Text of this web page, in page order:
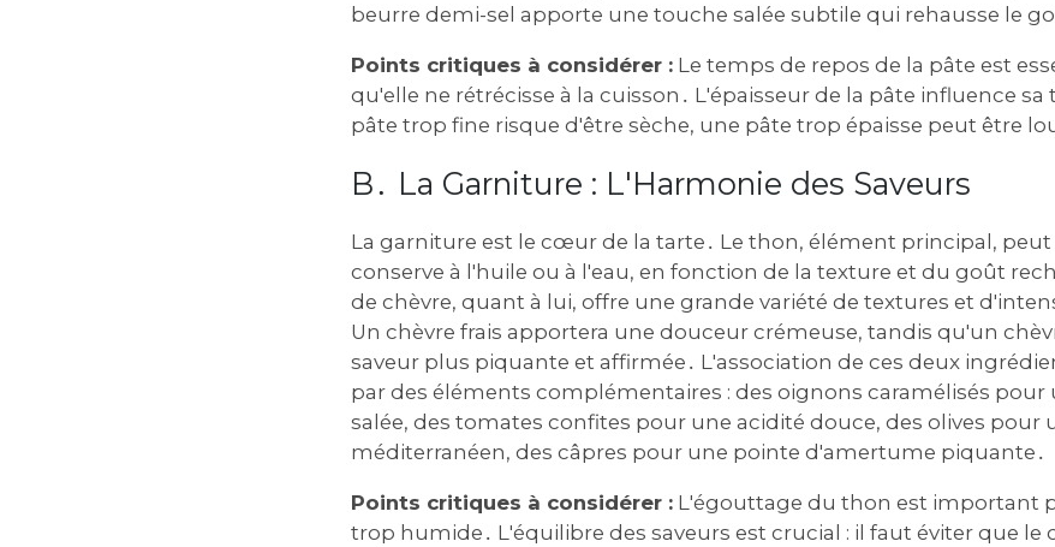
beurre demi-sel apporte une touche salée subtile qui rehausse le
Points critiques à considérer : Le temps de repos de la pâte est
qu'elle ne rétrécisse à la cuisson․ L'épaisseur de la pâte influence sa
pâte trop fine risque d'être sèche‚ une pâte trop épaisse peut être
B․ La Garniture : L'Harmonie des Saveurs
La garniture est le cœur de la tarte․ Le thon‚ élément principal‚ peut
conserve à l'huile ou à l'eau‚ en fonction de la texture et du goût
de chèvre‚ quant à lui‚ offre une grande variété de textures et
Un chèvre frais apportera une douceur crémeuse‚ tandis qu'un
saveur plus piquante et affirmée․ L'association de ces deux
par des éléments complémentaires : des oignons caramélisés pour
salée‚ des tomates confites pour une acidité douce‚ des olives pour
méditerranéen‚ des câpres pour une pointe d'amertume piquante․
Points critiques à considérer : L'égouttage du thon est important
trop humide․ L'équilibre des saveurs est crucial : il faut éviter que le